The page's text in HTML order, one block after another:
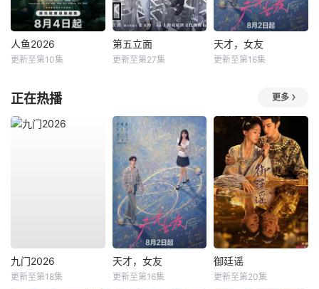
人鱼2026
更新至第10集
第五立面
更新至第27集
天才，女友
更新至第16集
正在热播 更多
九门2026
更新至第18集
天才，女友
更新至第16集
御廷谣
更新至第20集